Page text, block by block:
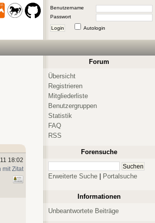
Benutzername
Passwort
Login Autologin
18:02
mit Zitat
Forum
Übersicht
Registrieren
Mitgliederliste
Benutzergruppen
Statistik
FAQ
RSS
Forensuche
Erweiterte Suche Portalsuche
Informationen
Unbeantwortete Beiträge